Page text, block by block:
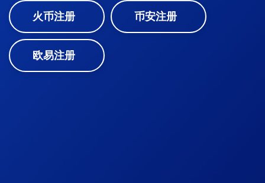
火币注册 币安注册
欧易注册